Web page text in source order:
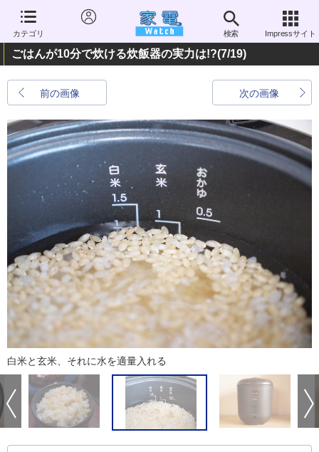
カテゴリ 検索 Impressサイト
ごはんが10分で炊ける炊飯器の実力は!?(7/19)
前の画像 次の画像
白米と玄米、それに水を適量入れる